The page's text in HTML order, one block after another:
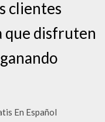
clientes
que disfruten
En Español